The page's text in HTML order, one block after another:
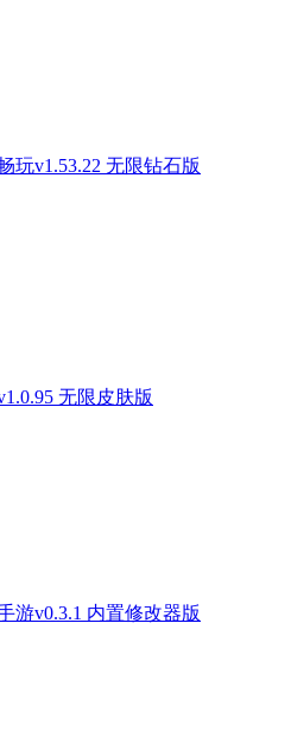
玩v1.53.22 无限钻石版
无限皮肤版
游v0.3.1 内置修改器版